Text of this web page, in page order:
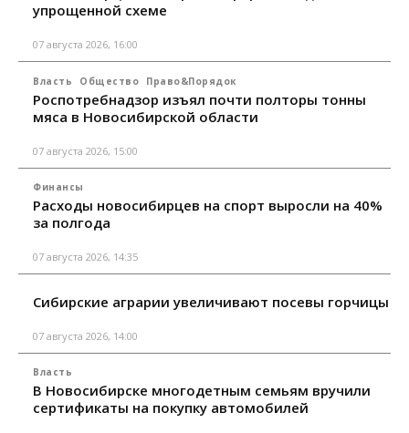
упрощенной схеме
07 августа 2026, 16:00
Власть Общество Право&Порядок
Роспотребнадзор изъял почти полторы тонны
мяса в Новосибирской области
07 августа 2026, 15:00
Финансы
Расходы новосибирцев на спорт выросли на 40%
за полгода
07 августа 2026, 14:35
Сибирские аграрии увеличивают посевы горчицы
07 августа 2026, 14:00
Власть
В Новосибирске многодетным семьям вручили
сертификаты на покупку автомобилей